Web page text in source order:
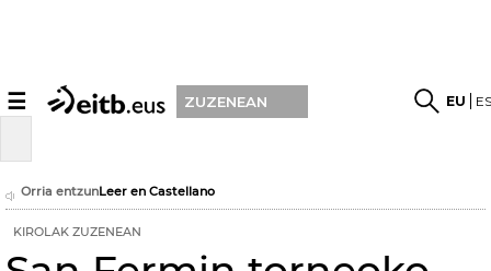
☰ ZUZENEAN EU
Orria entzunLeer en Castellano
KIROLAK ZUZENEAN